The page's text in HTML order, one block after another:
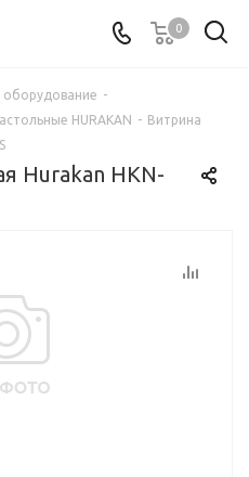
0
-
HURAKAN - Витрина
Hurakan HKN-